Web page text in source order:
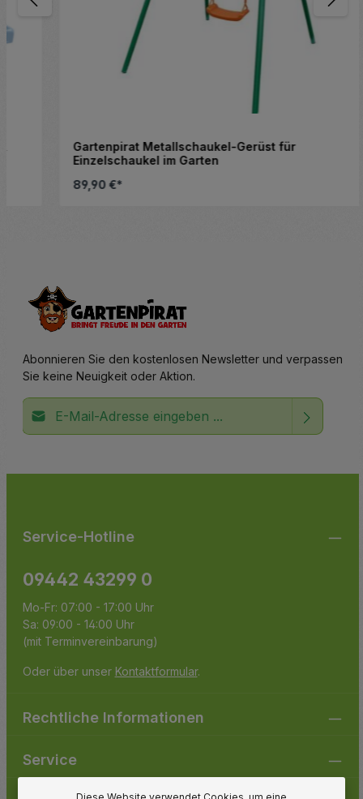
Gartenpirat Metallschaukel-Gerüst für
Einzelschaukel im Garten
89,90 €*
Abonnieren Sie den kostenlosen Newsletter und verpassen
Sie keine Neuigkeit oder Aktion.
E-Mail-Adresse*
Service-Hotline
09442 43299 0
Mo-Fr: 07:00 - 17:00 Uhr
Sa: 09:00 - 14:00 Uhr
(mit Terminvereinbarung)
Oder über unser Kontaktformular.
Rechtliche Informationen
Service